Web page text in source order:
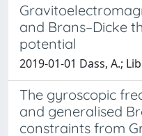
and Brans–Dicke
potential
2019-01-01 Dass, A.;
The gyroscopic
and generalised
constraints from